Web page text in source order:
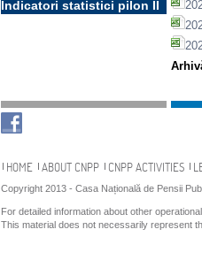
Indicatori statistici pilon II
Navigation
HOME ABOUT CNPP CNPP ACTIVITIES
Copyright 2013 - Casa Națională de Pensii
For detailed information about other
This material does not necessarily represent